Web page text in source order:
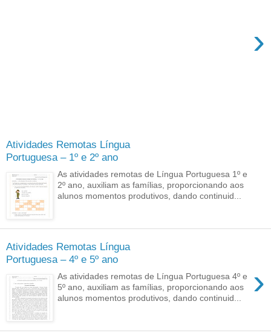
Atividades Remotas Língua
Portuguesa – 1º e 2º ano
›
As atividades remotas de Língua Portuguesa 1º e
2º ano, auxiliam as famílias, proporcionando aos
alunos momentos produtivos, dando continuid...
Atividades Remotas Língua
Portuguesa – 4º e 5º ano
›
As atividades remotas de Língua Portuguesa 4º e
5º ano, auxiliam as famílias, proporcionando aos
alunos momentos produtivos, dando continuid...